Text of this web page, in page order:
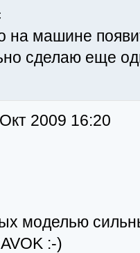
на машине
сделаю еще
2009 16:20
моделью
:-)